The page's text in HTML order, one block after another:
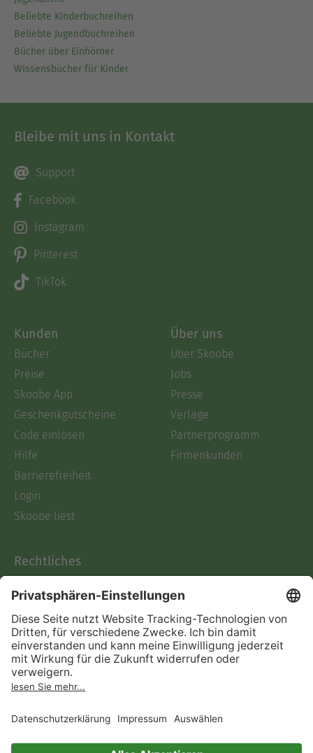
Beliebte Kinderbuchreihen
Beliebte Jugendbuchreihen
Bücher über Einhörner
Wissensbücher für Kinder
Bleibe mit uns in Kontakt
Support
Facebook
Instagram
Pinterest
TikTok
Kunden
Bücher
Preise
Skoobe App
Geschenkgutscheine
Code einlösen
Hilfe
Barrierefreiheit
Login
Skoobe liest
Über uns
Über Skoobe
Jobs
Presse
Verlage
Partnerprogramm
Firmenkunden
Rechtliches
AGB
Informationen nach Data
Act
Verträge hier kündigen
Impressum